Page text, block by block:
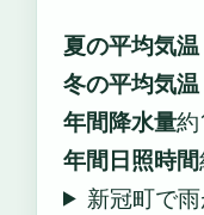
夏の平均気温
冬の平均気温
年間降水量
年間日照時間
新冠町で